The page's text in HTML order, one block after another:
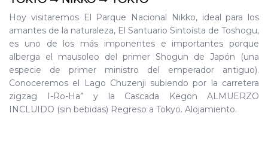
Hoy visitaremos El Parque Nacional Nikko, ideal para los
amantes de la naturaleza, El Santuario Sintoísta de Toshogu,
es uno de los más imponentes e importantes porque
alberga el mausoleo del primer Shogun de Japón (una
especie de primer ministro del emperador antiguo).
Conoceremos el Lago Chuzenji subiendo por la carretera
zigzag I-Ro-Ha” y la Cascada Kegon ALMUERZO
INCLUIDO (sin bebidas) Regreso a Tokyo. Alojamiento.